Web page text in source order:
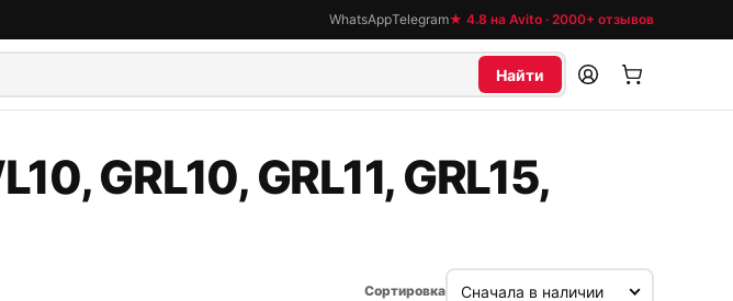
WhatsAppTelegram★ 4.8 на Avito · 2000+ отзывов
Найти
GRL10, GRL11, GRL15,
Сортировка